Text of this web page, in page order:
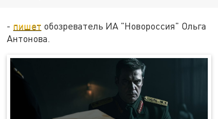
- пишет обозреватель ИА "Новороссия" Ольга
Антонова.